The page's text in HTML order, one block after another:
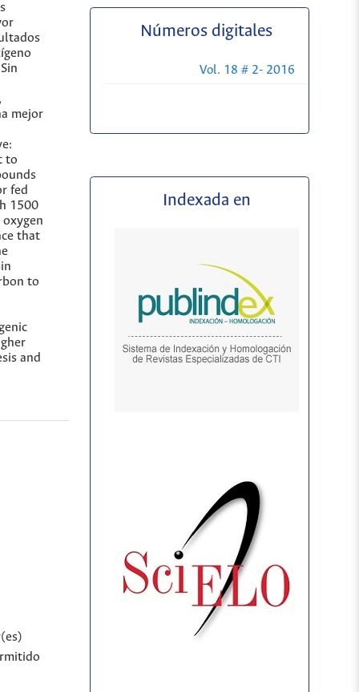
mejor
to
fed
1500
that
to
and
Números digitales
Vol. 18 # 2- 2016
Indexada en